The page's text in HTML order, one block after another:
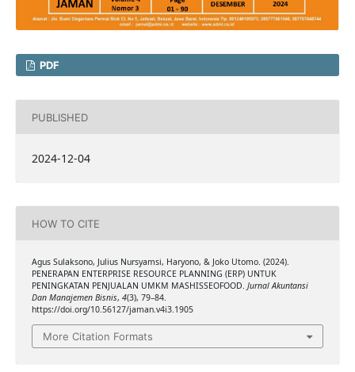
PDF
PUBLISHED
2024-12-04
HOW TO CITE
Agus Sulaksono, Julius Nursyamsi, Haryono, & Joko Utomo. (2024).
PENERAPAN ENTERPRISE RESOURCE PLANNING (ERP) UNTUK
PENINGKATAN PENJUALAN UMKM MASHISSEOFOOD. Jurnal Akuntansi
Dan Manajemen Bisnis, 4(3), 79–84.
https://doi.org/10.56127/jaman.v4i3.1905
More Citation Formats